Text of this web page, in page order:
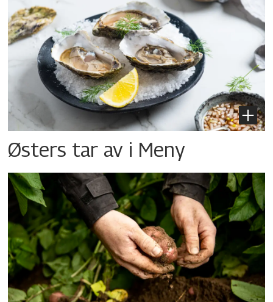
Østers tar av i Meny